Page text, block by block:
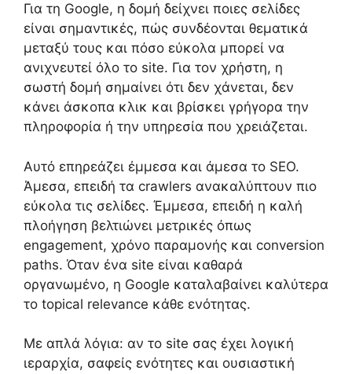
Για τη Google, η δομή δείχνει ποιες σελίδες
είναι σημαντικές, πώς συνδέονται θεματικά
μεταξύ τους και πόσο εύκολα μπορεί να
ανιχνευτεί όλο το site. Για τον χρήστη, η
σωστή δομή σημαίνει ότι δεν χάνεται, δεν
κάνει άσκοπα κλικ και βρίσκει γρήγορα την
πληροφορία ή την υπηρεσία που χρειάζεται.
Αυτό επηρεάζει έμμεσα και άμεσα το SEO.
Άμεσα, επειδή τα crawlers ανακαλύπτουν πιο
εύκολα τις σελίδες. Έμμεσα, επειδή η καλή
πλοήγηση βελτιώνει μετρικές όπως
engagement, χρόνο παραμονής και conversion
paths. Όταν ένα site είναι καθαρά
οργανωμένο, η Google καταλαβαίνει καλύτερα
το topical relevance κάθε ενότητας.
Με απλά λόγια: αν το site σας έχει λογική
ιεραρχία, σαφείς ενότητες και ουσιαστική